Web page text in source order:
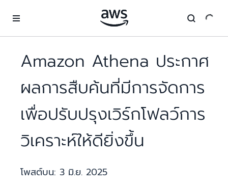
Amazon Athena ประกาศ
ผลการสืบค้นที่มีการจัดการ
เพื่อปรับปรุงเวิร์กโฟลว์การ
วิเคราะห์ให้ดียิ่งขึ้น
โพสต์บน: 3 มิ.ย. 2025